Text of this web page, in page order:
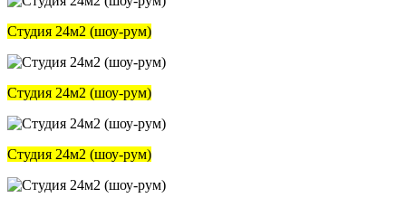
Студия 24м2 (шоу-рум)
Студия 24м2 (шоу-рум)
Студия 24м2 (шоу-рум)